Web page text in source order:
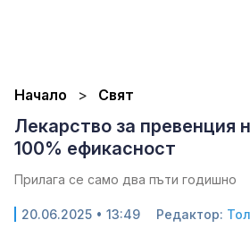
Начало Свят
Лекарство за превенция
100% ефикасност
Прилага се само два пъти годишно
20.06.2025 • 13:49 Редактор: